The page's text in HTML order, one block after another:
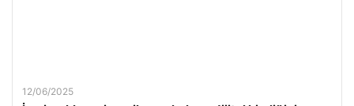
12/06/2025